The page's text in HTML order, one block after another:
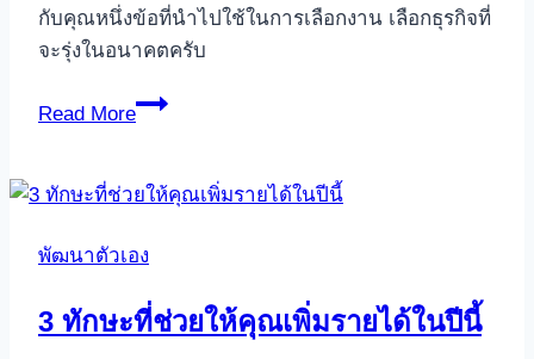
กับคุณหนึ่งข้อที่นำไปใช้ในการเลือกงาน เลือกธุรกิจที่
จะรุ่งในอนาคตครับ
Read More
วิธี
งาน
จะ
ทำ
แล้ว
พัฒนาตัวเอง
3 ทักษะที่ช่วยให้คุณเพิ่มรายได้ในปีนี้